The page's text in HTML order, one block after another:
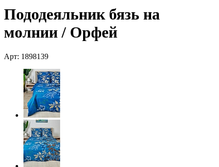
Пододеяльник бязь на
молнии / Орфей
Арт: 1898139